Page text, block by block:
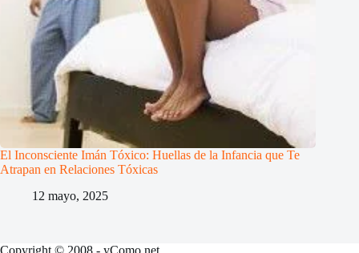
El Inconsciente Imán Tóxico: Huellas de la Infancia que Te
Atrapan en Relaciones Tóxicas
12 mayo, 2025
Copyright © 2008 - yComo.net